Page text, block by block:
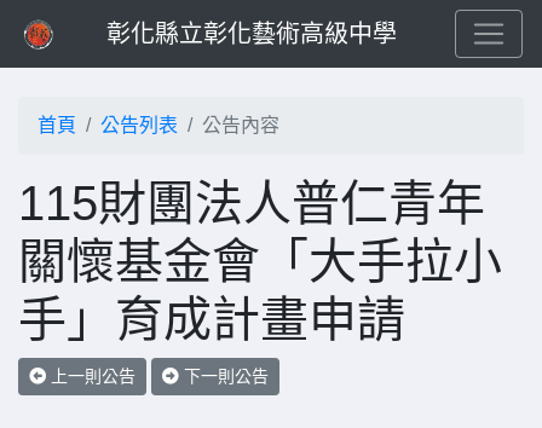
彰化縣立彰化藝術高級中學
首頁 公告列表 公告內容
115財團法人普仁青年
關懷基金會「大手拉小
手」育成計畫申請
上一則公告 下一則公告